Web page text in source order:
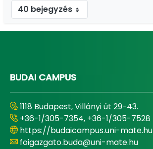
40 bejegyzés
BUDAI CAMPUS
1118 Budapest, Villányi út 29-43.
+36-1/305-7354, +36-1/305-7528
https://budaicampus.uni-mate.hu
foigazgato.buda@uni-mate.hu